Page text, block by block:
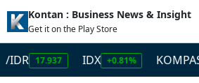
Kontan : Business News & Insight
Get it on the Play Store
17.937 IDX +0.81% KOMPAS100